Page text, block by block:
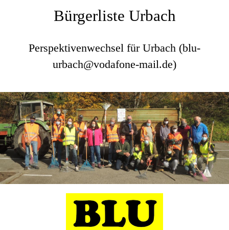
Bürgerliste Urbach
Perspektivenwechsel für Urbach (blu-
urbach@vodafone-mail.de)